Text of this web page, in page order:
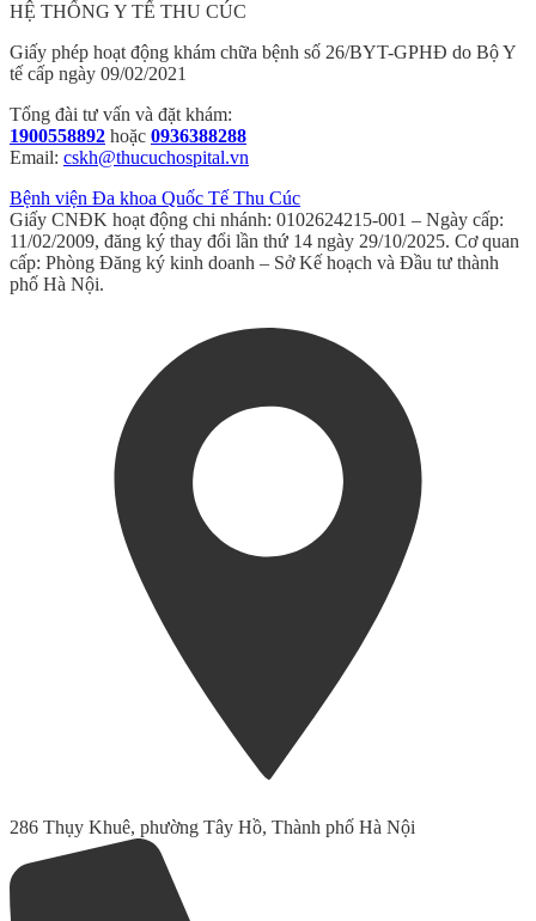
HỆ THỐNG Y TẾ THU CÚC
Giấy phép hoạt động khám chữa bệnh số 26/BYT-GPHĐ do Bộ Y
tế cấp ngày 09/02/2021
Tổng đài tư vấn và đặt khám:
1900558892 hoặc 0936388288
Email: cskh@thucuchospital.vn
Bệnh viện Đa khoa Quốc Tế Thu Cúc
Giấy CNĐK hoạt động chi nhánh: 0102624215-001 – Ngày cấp:
11/02/2009, đăng ký thay đổi lần thứ 14 ngày 29/10/2025. Cơ quan
cấp: Phòng Đăng ký kinh doanh – Sở Kế hoạch và Đầu tư thành
phố Hà Nội.
286 Thụy Khuê, phường Tây Hồ, Thành phố Hà Nội